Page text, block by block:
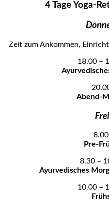
4 Tage Yoga-
Zeit zum Ankommen,
18.00 –
Abend-
Pre-
8.30 –
Ayurvedisches
10.00 –